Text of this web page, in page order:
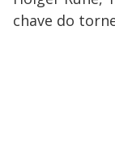
chave do